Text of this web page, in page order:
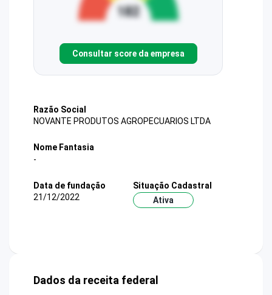
Consultar score da empresa
Razão Social
NOVANTE PRODUTOS AGROPECUARIOS LTDA
Nome Fantasia
-
Data de fundação
21/12/2022
Situação Cadastral
Ativa
Dados da receita federal